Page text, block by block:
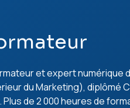
et expert numérique
du Marketing), diplômé
Plus de 2 000 heures de